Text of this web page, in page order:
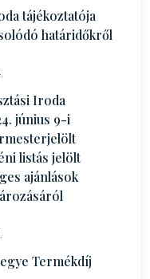
tájékoztatója
határidőkről
Iroda
június 9-i
listás jelölt
ajánlások
Termékdíj